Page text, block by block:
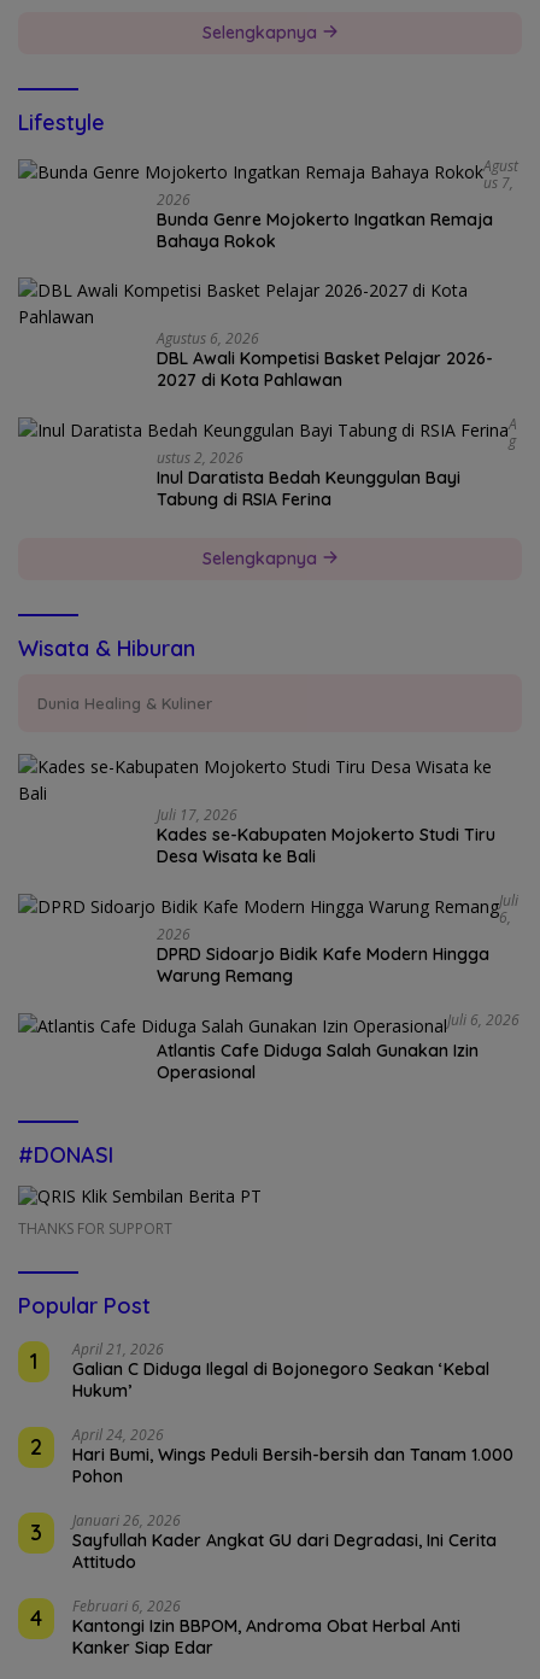
Selengkapnya
Lifestyle
Agust
Us 7,
2026
Bunda Genre Mojokerto Ingatkan Remaja
Bahaya Rokok
Agustus 6, 2026
DBL Awali Kompetisi Basket Pelajar 2026-
2027 di Kota Pahlawan
A
G
Ustus 2, 2026
Inul Daratista Bedah Keunggulan Bayi
Tabung di RSIA Ferina
Selengkapnya
Wisata & Hiburan
Dunia Healing & Kuliner
Juli 17, 2026
Kades se-Kabupaten Mojokerto Studi Tiru
Desa Wisata ke Bali
Juli
6,
2026
DPRD Sidoarjo Bidik Kafe Modern Hingga
Warung Remang
Juli 6, 2026
Atlantis Cafe Diduga Salah Gunakan Izin
Operasional
#DONASI
THANKS FOR SUPPORT
Popular Post
1
April 21, 2026
Galian C Diduga Ilegal di Bojonegoro Seakan ‘Kebal
Hukum’
2 April 24, 2026
Hari Bumi, Wings Peduli Bersih-bersih dan Tanam 1.000
Pohon
3 Januari 26, 2026
Sayfullah Kader Angkat GU dari Degradasi, Ini Cerita
Attitudo
4 Februari 6, 2026
Kantongi Izin BBPOM, Androma Obat Herbal Anti
Kanker Siap Edar